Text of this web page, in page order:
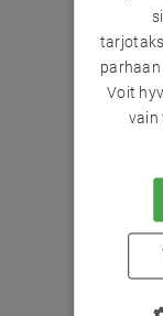
Voit
vain